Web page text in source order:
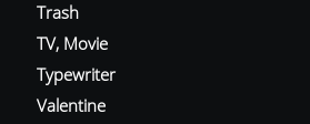
Trash
TV, Movie
Typewriter
Valentine